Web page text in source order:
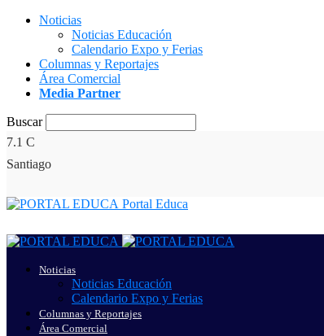
Noticias
Noticias Educación
Calendario Expo y Ferias
Columnas y Reportajes
Área Comercial
Media Partner
Buscar
7.1 C
Santiago
Portal Educa
Noticias
Noticias Educación
Calendario Expo y Ferias
Columnas y Reportajes
Área Comercial